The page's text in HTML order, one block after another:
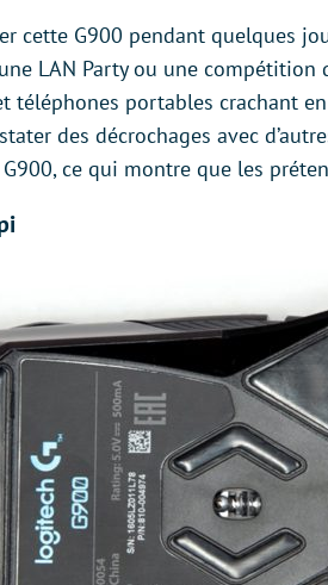
cette G900 pendant quelques
LAN Party ou une
téléphones portables crachant
des décrochages avec
G900, ce qui montre que les